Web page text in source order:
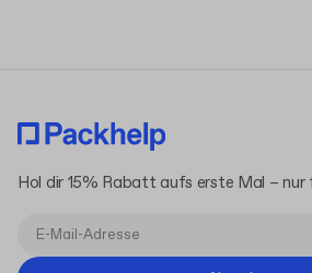
Hol dir 15% Rabatt aufs erste Mal – nur